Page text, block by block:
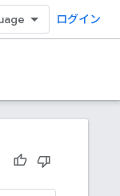
ログイン